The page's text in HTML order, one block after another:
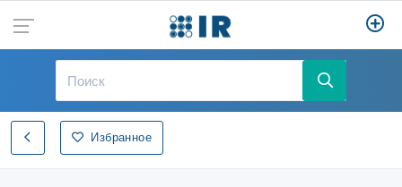
Избранное